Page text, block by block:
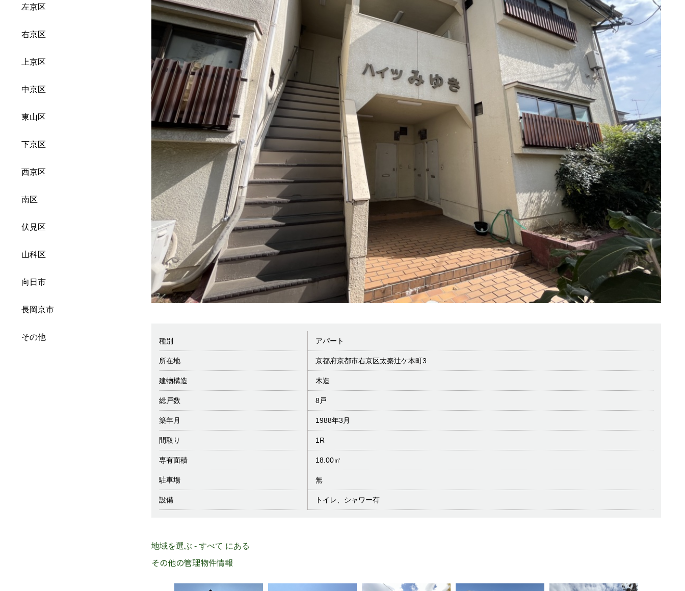
種別 アパート
所在地 京都府京都市右京区太秦辻ケ本町3
建物構造 木造
総戸数 8戸
築年月 1988年3月
間取り 1R
専有面積 18.00㎡
駐車場 無
設備 トイレ、シャワー有
地域を選ぶ - すべて にある
その他の管理物件情報
左京区
右京区
上京区
中京区
東山区
下京区
西京区
南区
伏見区
山科区
向日市
長岡京市
その他